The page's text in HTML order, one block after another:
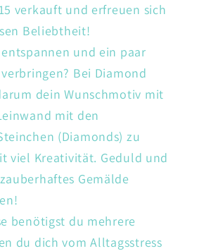
verkauft und erfreuen sich
Beliebtheit!
und ein paar
Bei Diamond
dein Wunschmotiv mit
mit den
(Diamonds) zu
viel Kreativität. Geduld und
Gemälde
benötigst du mehrere
du dich vom Alltagsstress